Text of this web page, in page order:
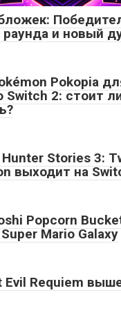
раунда и новый
Pokopia
Switch 2: стоит
Stories 3:
выходит на
Popcorn
Mario Galaxy
Evil Requiem